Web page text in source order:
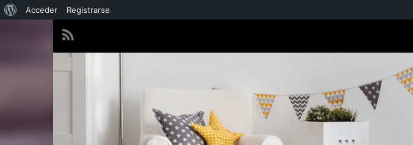
Acerca de WordPress
Acceder Registrarse